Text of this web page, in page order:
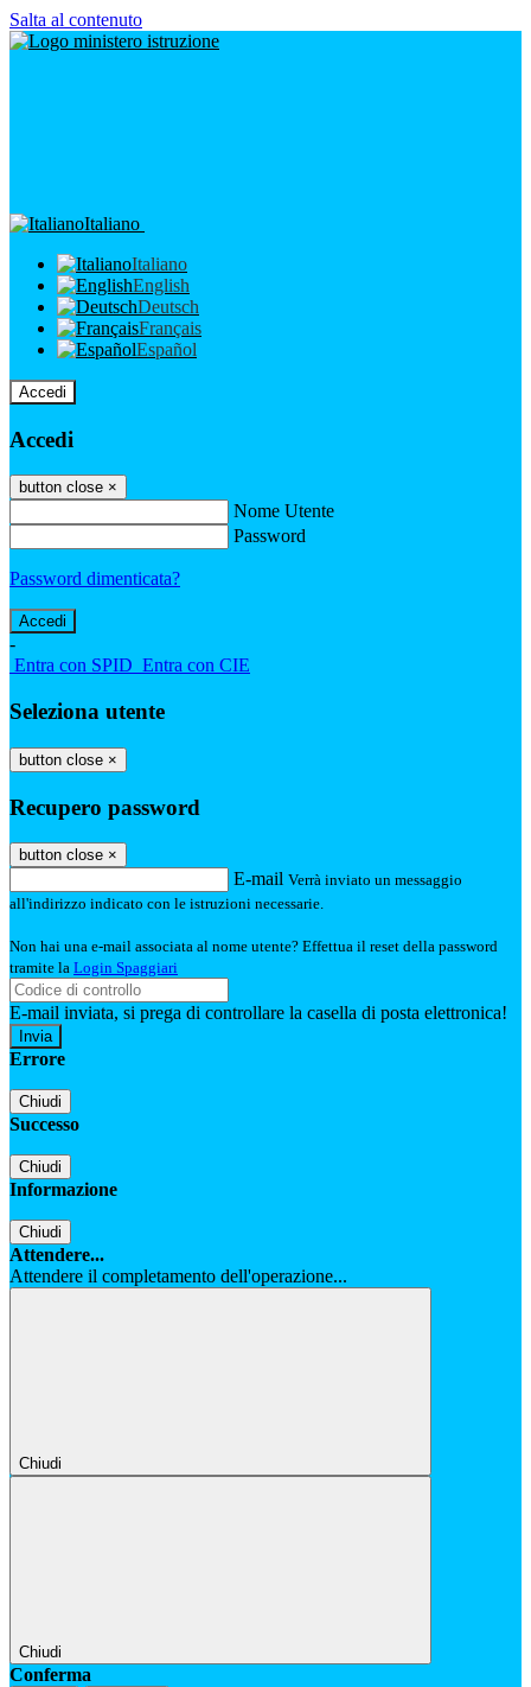
Salta al contenuto
Italiano
Italiano
English
Deutsch
Français
Español
Accedi
Accedi
button close ×
Nome Utente
Password
Password dimenticata?
-
Entra con SPID Entra con CIE
Seleziona utente
button close ×
Recupero password
button close ×
E-mail Verrà inviato un messaggio
all'indirizzo indicato con le istruzioni necessarie.
Non hai una e-mail associata al nome utente? Effettua il reset della password
tramite la Login Spaggiari
E-mail inviata, si prega di controllare la casella di posta elettronica!
Errore
Chiudi
Successo
Chiudi
Informazione
Chiudi
Attendere...
Attendere il completamento dell'operazione...
Chiudi
Chiudi
Conferma